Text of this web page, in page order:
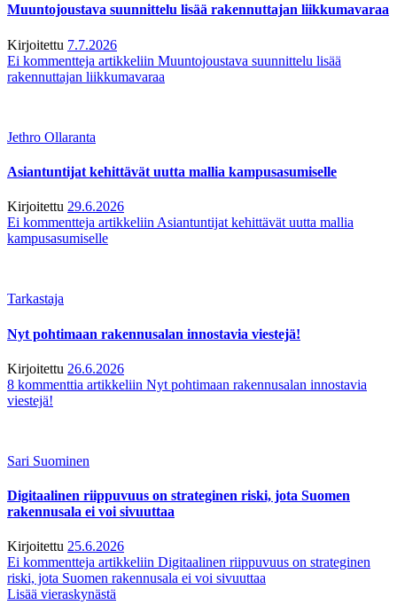
Muuntojoustava suunnittelu lisää rakennuttajan liikkumavaraa
Kirjoitettu 7.7.2026
Ei kommentteja artikkeliin Muuntojoustava suunnittelu lisää
rakennuttajan liikkumavaraa
Jethro Ollaranta
Asiantuntijat kehittävät uutta mallia kampusasumiselle
Kirjoitettu 29.6.2026
Ei kommentteja artikkeliin Asiantuntijat kehittävät uutta mallia
kampusasumiselle
Tarkastaja
Nyt pohtimaan rakennusalan innostavia viestejä!
Kirjoitettu 26.6.2026
8 kommenttia artikkeliin Nyt pohtimaan rakennusalan innostavia
viestejä!
Sari Suominen
Digitaalinen riippuvuus on strateginen riski, jota Suomen
rakennusala ei voi sivuuttaa
Kirjoitettu 25.6.2026
Ei kommentteja artikkeliin Digitaalinen riippuvuus on strateginen
riski, jota Suomen rakennusala ei voi sivuuttaa
Lisää vieraskynästä